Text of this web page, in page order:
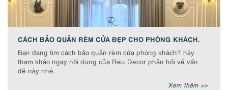
CÁCH BẢO QUẢN RÈM CỬA ĐẸP CHO PHÒNG KHÁCH.
Bạn đang tìm cách bảo quản rèm cửa phòng khách? hãy
tham khảo ngay nội dung của Reu Decor phản hồi về vấn
đề này nhé.
Xem thêm >>